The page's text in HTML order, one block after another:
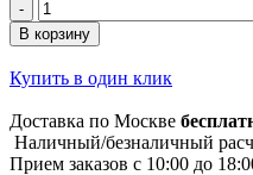
В корзину
Купить в один клик
Доставка по Москве
Наличный/безналичный
Прием заказов с 10:00 до